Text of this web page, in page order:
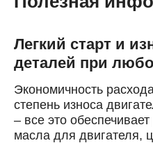
Легкий старт и
деталей при
Экономичность
степень износа
– все это
масла для двигателя,